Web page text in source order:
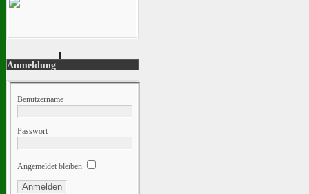
Anmeldung
Benutzername
Passwort
Angemeldet bleiben